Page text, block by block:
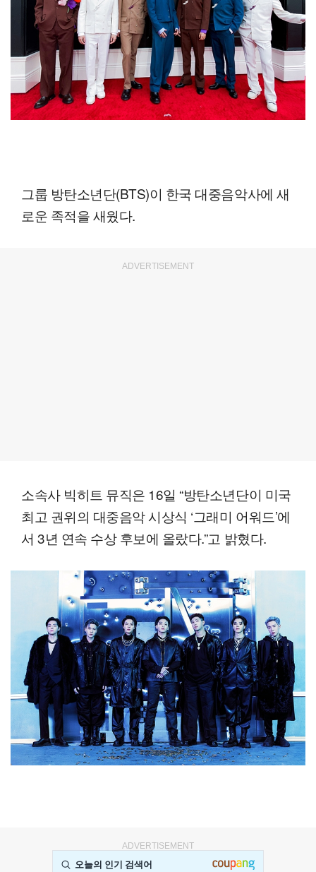
그룹 방탄소년단(BTS)이 한국 대중음악사에 새
로운 족적을 새웠다.
ADVERTISEMENT
소속사 빅히트 뮤직은 16일 “방탄소년단이 미국
최고 권위의 대중음악 시상식 ‘그래미 어워드’에
서 3년 연속 수상 후보에 올랐다.”고 밝혔다.
ADVERTISEMENT